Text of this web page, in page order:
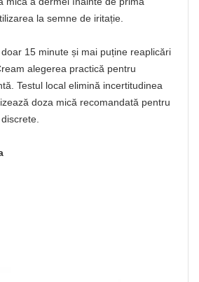
la semne de iritație.
15 minute și mai puține reaplicări
alegerea practică pentru
Testul local elimină incertitudinea
doza mică recomandată pentru